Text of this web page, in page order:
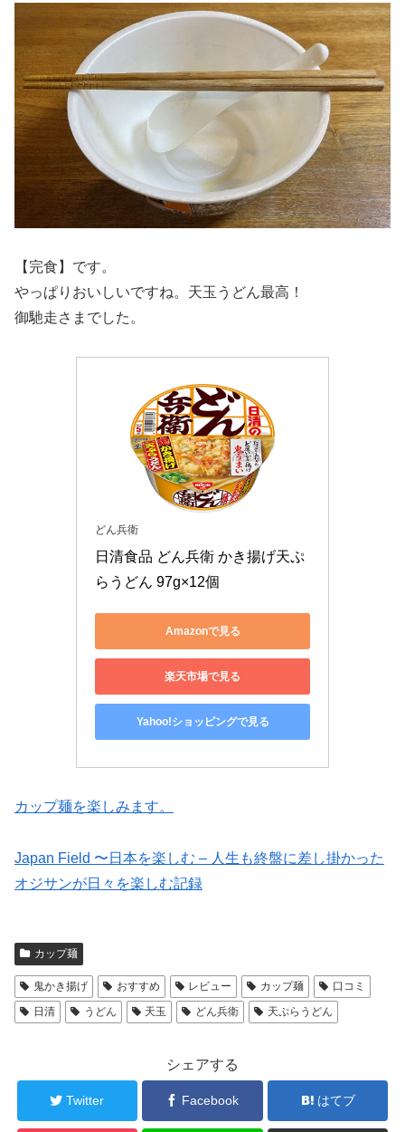
【完食】です。
やっぱりおいしいですね。天玉うどん最高！
御馳走さまでした。
どん兵衛
日清食品 どん兵衛 かき揚げ天ぷ
らうどん 97g×12個
Amazonで見る
楽天市場で見る
Yahoo!ショッピングで見る
カップ麺を楽しみます。
Japan Field 〜日本を楽しむ – 人生も終盤に差し掛かった
オジサンが日々を楽しむ記録
カップ麺
鬼かき揚げ おすすめ レビュー カップ麺
口コミ
日清
うどん 天玉 どん兵衛 天ぷらうどん
シェアする
Twitter Facebook はてブ